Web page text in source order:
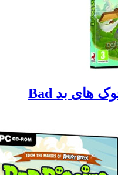
دانلود بازی بسیار مهیج خوک های بد Bad